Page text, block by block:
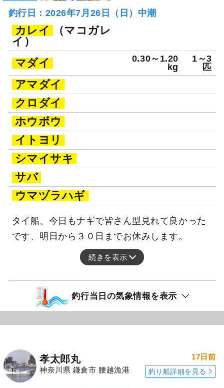
釣行日：2026年7月26日（日）中潮
カレイ
（マコガレ
イ）
マダイ
0.30～1.20
kg
1～3
匹
アマダイ
クロダイ
ホウボウ
イトヨリ
シマイサキ
サバ
ウマヅラハギ
タイ船、今日もナギで皆さん型見れて良かった
です、明日から３０日までお休みします。
続きを表示
釣行当日の気象情報を表示
孝太郎丸
神奈川県 鎌倉市 腰越漁港
17日前
釣り船詳細を見る